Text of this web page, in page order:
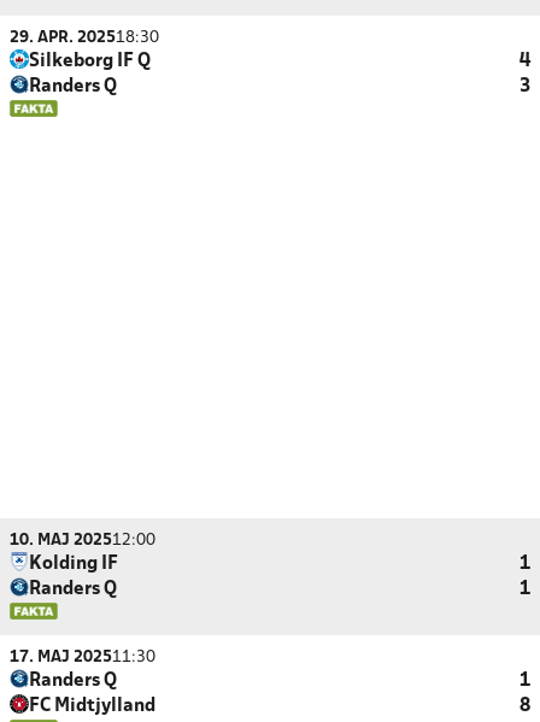
29. APR. 202518:30
Silkeborg IF Q
4
Randers Q
3
10. MAJ 202512:00
Kolding IF
1
Randers Q
1
17. MAJ 202511:30
Randers Q
1
FC Midtjylland
8